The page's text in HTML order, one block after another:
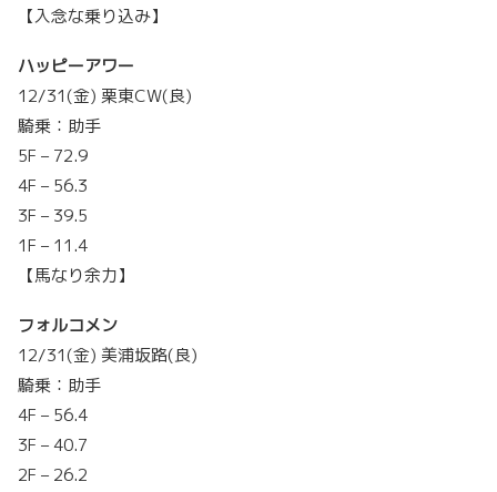
【入念な乗り込み】
ハッピーアワー
12/31(金) 栗東CW(良)
騎乗：助手
5F – 72.9
4F – 56.3
3F – 39.5
1F – 11.4
【馬なり余力】
フォルコメン
12/31(金) 美浦坂路(良)
騎乗：助手
4F – 56.4
3F – 40.7
2F – 26.2